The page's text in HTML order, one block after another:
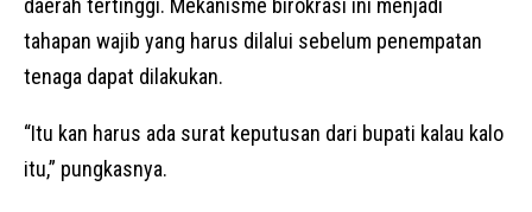
daerah tertinggi. Mekanisme birokrasi ini menjadi
tahapan wajib yang harus dilalui sebelum penempatan
tenaga dapat dilakukan.
“Itu kan harus ada surat keputusan dari bupati kalau kalo
itu,” pungkasnya.